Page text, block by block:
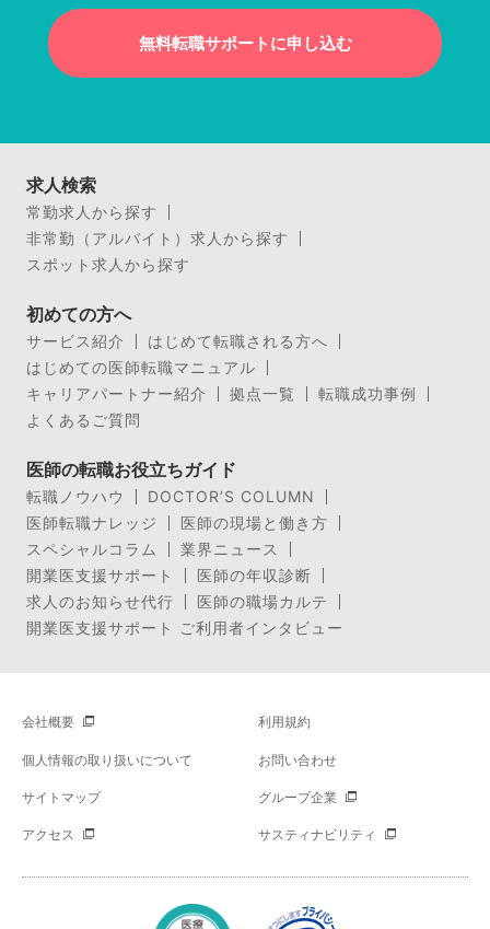
無料転職サポートに申し込む
求人検索
常勤求人から探す
非常勤（アルバイト）求人から探す
スポット求人から探す
初めての方へ
サービス紹介
はじめて転職される方へ
はじめての医師転職マニュアル
キャリアパートナー紹介
拠点一覧
転職成功事例
よくあるご質問
医師の転職お役立ちガイド
転職ノウハウ
DOCTOR’S COLUMN
医師転職ナレッジ
医師の現場と働き方
スペシャルコラム
業界ニュース
開業医支援サポート
医師の年収診断
求人のお知らせ代行
医師の職場カルテ
開業医支援サポート ご利用者インタビュー
会社概要 利用規約
個人情報の取り扱いについて お問い合わせ
サイトマップ グループ企業
アクセス サスティナビリティ